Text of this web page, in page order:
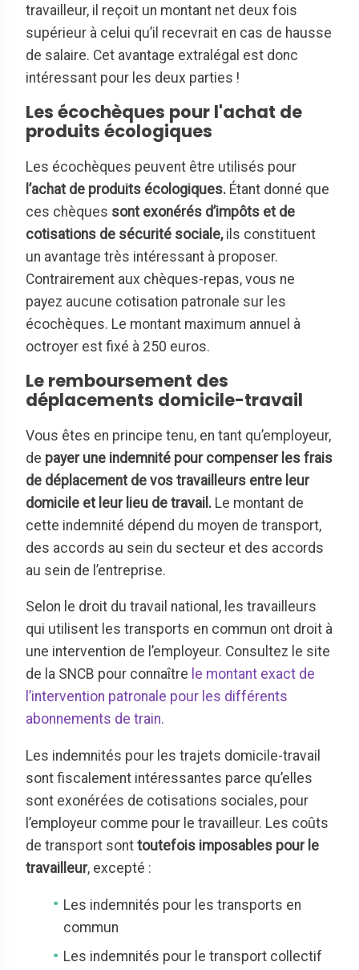
travailleur, il reçoit un montant net deux fois
supérieur à celui qu’il recevrait en cas de hausse
de salaire. Cet avantage extralégal est donc
intéressant pour les deux parties !
Les écochèques pour l'achat de
produits écologiques
Les écochèques peuvent être utilisés pour
l’achat de produits écologiques. Étant donné que
ces chèques sont exonérés d’impôts et de
cotisations de sécurité sociale,ils constituent
un avantage très intéressant à proposer.
Contrairement aux chèques-repas, vous ne
payez aucune cotisation patronale sur les
écochèques. Le montant maximum annuel à
octroyer est fixé à 250 euros.
Le remboursement des
déplacements domicile-travail
Vous êtes en principe tenu, en tant qu’employeur,
de payer une indemnité pour compenser les frais
de déplacement de vos travailleurs entre leur
domicile et leur lieu de travail. Le montant de
cette indemnité dépend du moyen de transport,
des accords au sein du secteur et des accords
au sein de l’entreprise.
Selon le droit du travail national, les travailleurs
qui utilisent les transports en commun ont droit à
une intervention de l’employeur. Consultez le site
de la SNCB pour connaître le montant exact de
l’intervention patronale pour les différents
abonnements de train.
Les indemnités pour les trajets domicile-travail
sont fiscalement intéressantes parce qu’elles
sont exonérées de cotisations sociales, pour
l’employeur comme pour le travailleur. Les coûts
de transport sont toutefois imposables pour le
travailleur, excepté :
Les indemnités pour les transports en
commun
Les indemnités pour le transport collectif